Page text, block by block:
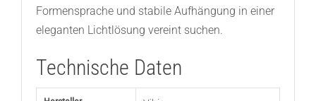
Formensprache und stabile Aufhängung in einer
eleganten Lichtlösung vereint suchen.
Technische Daten